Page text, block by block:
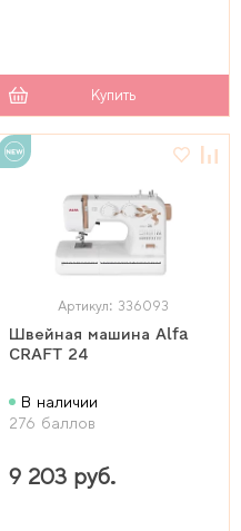
Купить
Артикул: 336093
Швейная машина Alfa
CRAFT 24
В наличии
276 баллов
9 203 руб.